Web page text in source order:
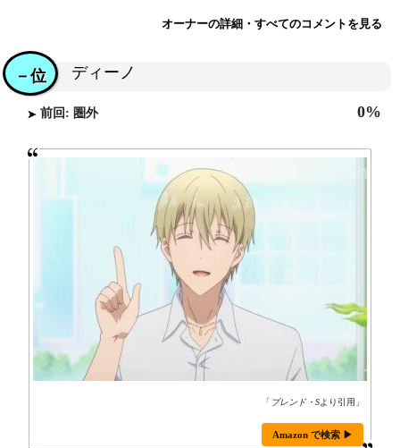
オーナーの詳細・すべてのコメントを見る
ディーノ
－位
前回: 圏外 0%
「 ブレンド・Sより引用」
Amazon で検索 ▶